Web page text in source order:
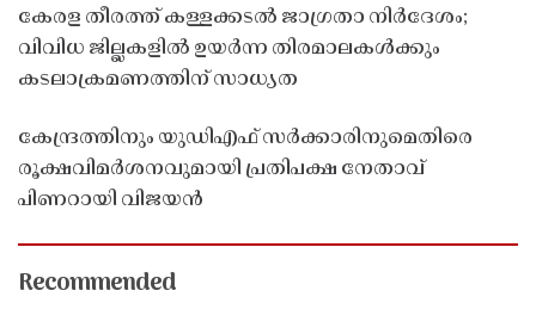
കേരള തീരത്ത് കള്ളക്കടൽ ജാഗ്രതാ നിർദേശം;
വിവിധ ജില്ലകളിൽ ഉയർന്ന തിരമാലകൾക്കും
കടലാക്രമണത്തിന് സാധ്യത
കേന്ദ്രത്തിനും യുഡിഎഫ് സർക്കാരിനുമെതിരെ
രൂക്ഷവിമർശനവുമായി പ്രതിപക്ഷ നേതാവ്
പിണറായി വിജയൻ
Recommended